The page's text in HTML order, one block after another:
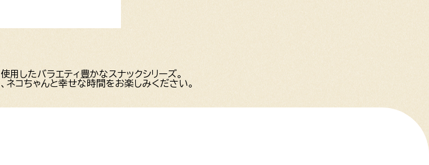
用したバラエティ豊かなスナックシリーズ。
ネコちゃんと幸せな時間をお楽しみください。